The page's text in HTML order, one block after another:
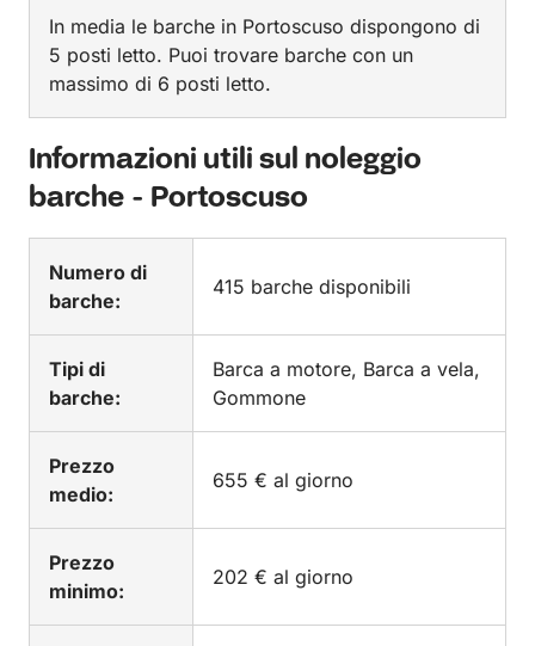
In media le barche in Portoscuso dispongono di
5 posti letto. Puoi trovare barche con un
massimo di 6 posti letto.
Informazioni utili sul noleggio
barche - Portoscuso
Numero di
barche:
415 barche disponibili
Tipi di
barche:
Barca a motore, Barca a vela,
Gommone
Prezzo
medio:
655 € al giorno
Prezzo
minimo:
202 € al giorno